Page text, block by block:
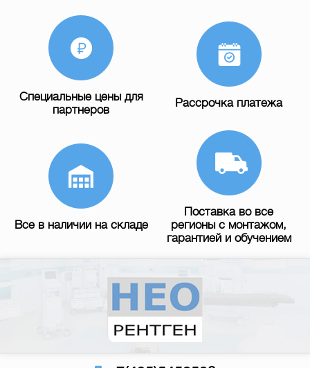
Специальные цены для
партнеров
Рассрочка платежа
Все в наличии на складе
Поставка во все
регионы с монтажом,
гарантией и обучением